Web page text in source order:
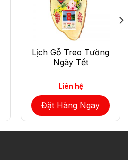
Lịch Gỗ Treo Tường
Ngày Tết
Liên hệ
Đặt Hàng Ngay